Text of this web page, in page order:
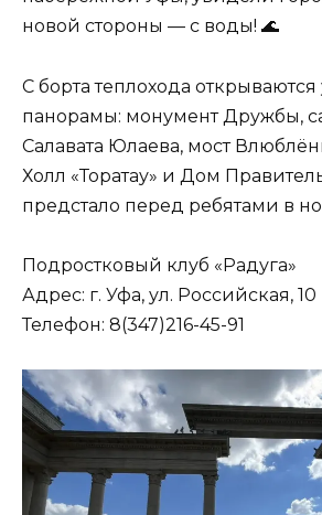
новой стороны — с воды! 🌊
С борта теплохода
панорамы: монумент Дружбы,
Салавата Юлаева, мост
Холл «Торатау» и Дом
предстало перед ребятами в
Подростковый клуб «Радуга»
Адрес: г. Уфа, ул. Российская, 10
Телефон: 8(347)216-45-91